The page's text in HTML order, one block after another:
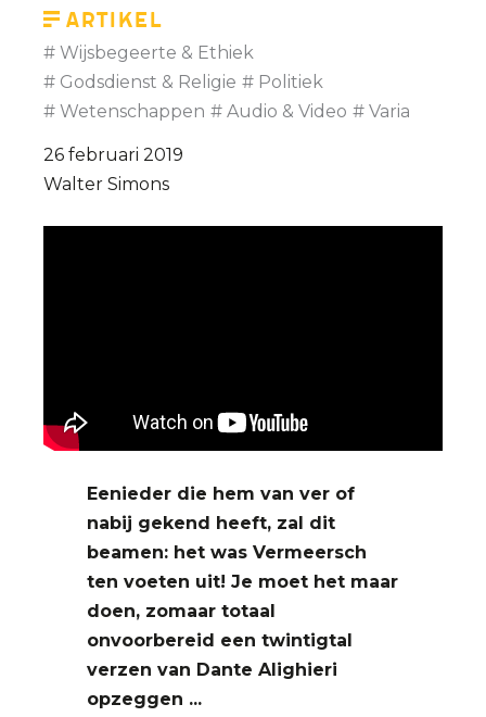
mij
recht
om
kiezen
Artikel
Wijsbegeerte & Ethiek
Godsdienst & Religie
Politiek
Wetenschappen
Audio & Video Varia
26 februari 2019
Walter Simons
Eenieder die hem van ver of
nabij gekend heeft, zal dit
beamen: het was Vermeersch
ten voeten uit! Je moet het maar
doen, zomaar totaal
onvoorbereid een twintigtal
verzen van Dante Alighieri
opzeggen ...